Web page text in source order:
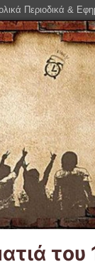
του
Περιοδικά &